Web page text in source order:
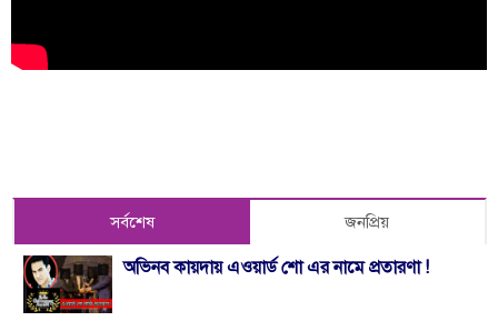
সর্বশেষ জনপ্রিয়
অভিনব কায়দায় এওয়ার্ড শো এর নামে প্রতারণা !